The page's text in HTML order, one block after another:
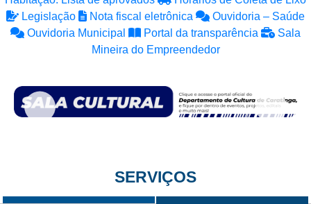
Legislação
Nota fiscal eletrônica
Ouvidoria – Saúde
Ouvidoria Municipal
Portal da transparência
Sala
Mineira do Empreendedor
SERVIÇOS